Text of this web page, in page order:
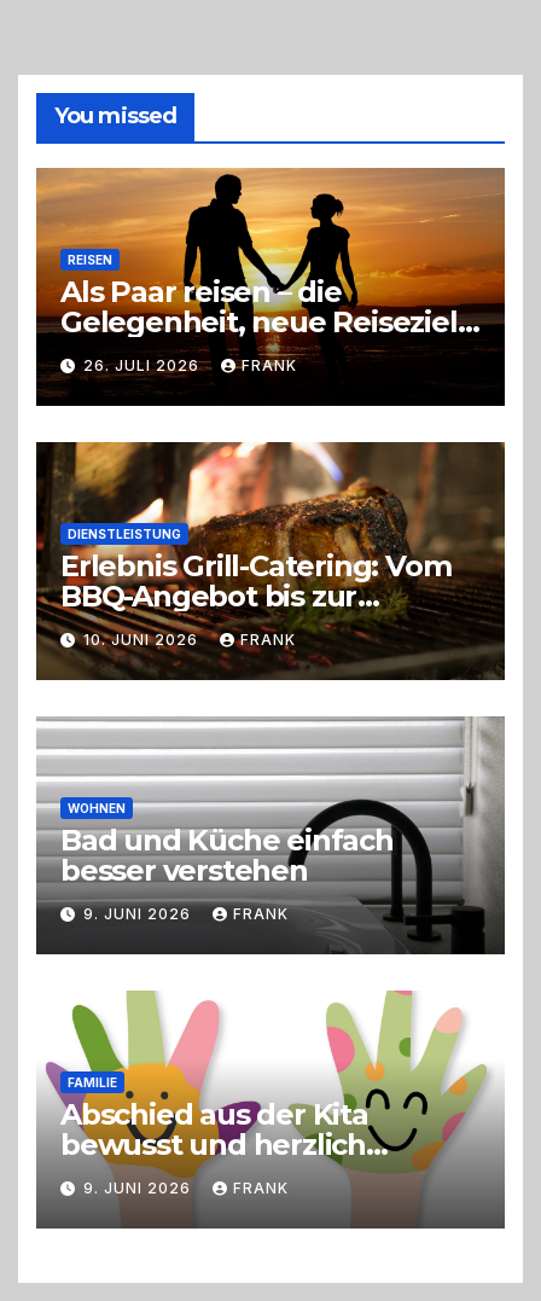
richtige
Entscheidung
You missed
REISEN
Als Paar reisen – die
Gelegenheit, neue Reiseziele
zu entdecken
26. JULI 2026 FRANK
DIENSTLEISTUNG
Erlebnis Grill-Catering: Vom
BBQ-Angebot bis zur
perfekten Eventorganisation
Trend zu Outdoor-Events,
Erlebnisgastronomie und
Live-Cooking
10. JUNI 2026 FRANK
WOHNEN
Bad und Küche einfach
besser verstehen
9. JUNI 2026 FRANK
FAMILIE
Abschied aus der Kita
bewusst und herzlich
gestalten
9. JUNI 2026 FRANK